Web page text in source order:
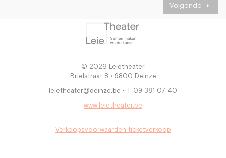
Volgende
© 2026 Leietheater
Brielstraat 8 • 9800 Deinze
leietheater@deinze.be • T 09 381 07 40
www.leietheater.be
Verkoopsvoorwaarden ticketverkoop